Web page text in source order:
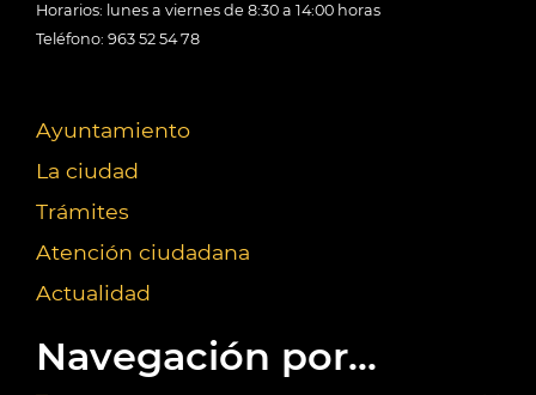
Horarios: lunes a viernes de 8:30 a 14:00 horas
Teléfono: 963 52 54 78
Ayuntamiento
La ciudad
Trámites
Atención ciudadana
Actualidad
Navegación por...